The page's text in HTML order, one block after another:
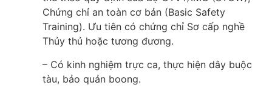
Chứng chỉ an toàn cơ bản (Basic Safety
Training). Ưu tiên có chứng chỉ Sơ cấp nghề
Thủy thủ hoặc tương đương.
– Có kinh nghiệm trực ca, thực hiện dây buộc
tàu, bảo quản boong.